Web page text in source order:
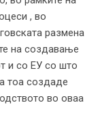
, во
размена
на создавање
и со ЕУ со што
тоа создаде
во оваа